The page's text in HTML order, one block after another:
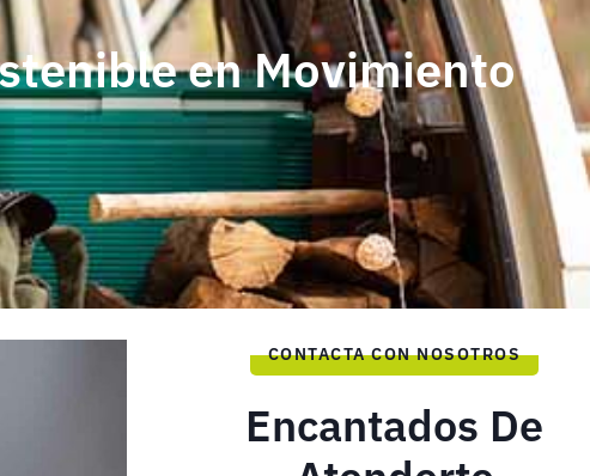
en Movimiento
CONTACTA CON NOSOTROS
Encantados De